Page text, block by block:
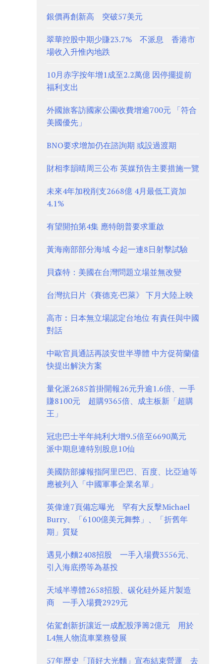
銀價再創新高 突破57美元
翠華控股中期少賺23.7% 不派息 香港市
場收入升惟內地跌
10月赤字按年增1成至2.2萬億 因停擺提前
福利支出
外國旅客訪國家公園收費增逾700元 「符合
美國優先」
BNO要求增加仍在諮詢期 或設過渡期
財相李韻晴周三公布 英媒預告主要措施一覽
未來4年加稅削支2668億 4月最低工資加
4.1%
有望開拍第4集 應特朗普要求重啟
黃海南部部分海域 今起一連8日射擊試驗
貝森特：美國在台灣問題立場並無改變
台灣抗日片《賽德克·巴萊》 下月大陸上映
高市︰日本無立場認定台地位 有責任與中國
對話
中歐官員通話再談安世半導體 中方促荷蘭儘
快提出解決方案
量化派2685首掛開報26元升逾1.6倍、一手
賺8100元 超購9365倍、成主板新「超購
王」
冠忠巴士半年純利大增9.5倍至6690萬元
派中期息連特別股息10仙
美國防部據報指阿里巴巴、百度、比亞迪等
應被列入「中國軍事企業名單」
英偉達7頁備忘曝光 罕有大反擊Michael
Burry、「6100億美元舞弊」、「折舊年
期」質疑
遇見小麵2408招股 一手入場費3556元、
引入海底撈等為基投
天域半導體2658招股、碳化硅外延片製造
商 一手入場費2929元
佑駕創新折讓近一成配股淨籌2億元 用於
L4無人物流車業務發展
57年歷史「頂好大光麵」宣布結束營運 去